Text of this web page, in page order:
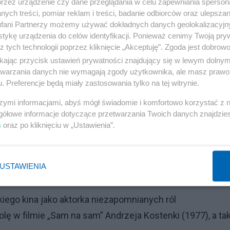
w PRL.
Teatrem Dramatycznym, w którym
w Teatrze Polskim, Nowym i Powszechnym, a
Jerzego Grzegorzewskiego, Kazimierza Dejmka,
„Ślubie” Gombrowicza, Medea, Aniela-Elwira w
Była laureatką wielu prestiżowych nagród
Zelwerowicza (2005).
kina
kina jako aktorka niezapomnianych ról
w filmie „Sam na sam” Andrzeja Kostenki (1977), a
treści, pomiar reklam i treści, badanie odbiorców oraz
Partnerzy możemy używać dokładnych danych
urządzenia do celów identyfikacji. Ponieważ cenimy Twoją
tych technologii poprzez kliknięcie „Akceptuję”. Zgoda jest
przycisk ustawień prywatności znajdujący się w lewym
danych nie wymagają zgody użytkownika, ale masz
Preferencje będą miały zastosowania tylko na tej witrynie.
informacjami, abyś mógł świadomie i komfortowo korzystać z
informacje dotyczące przetwarzania Twoich danych
oraz po kliknięciu w „Ustawienia”.
USTAWIENIA